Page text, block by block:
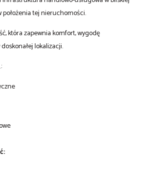
położenia tej nieruchomości.
która zapewnia komfort, wygodę
lokalizacji.